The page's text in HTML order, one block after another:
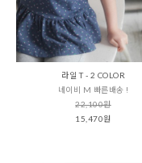
라일 T - 2 COLOR
네이비 M 빠른배송 !
22,100원
15,470원